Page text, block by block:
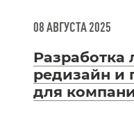
Разработка
редизайн и
для
08 АВГУСТА 2025